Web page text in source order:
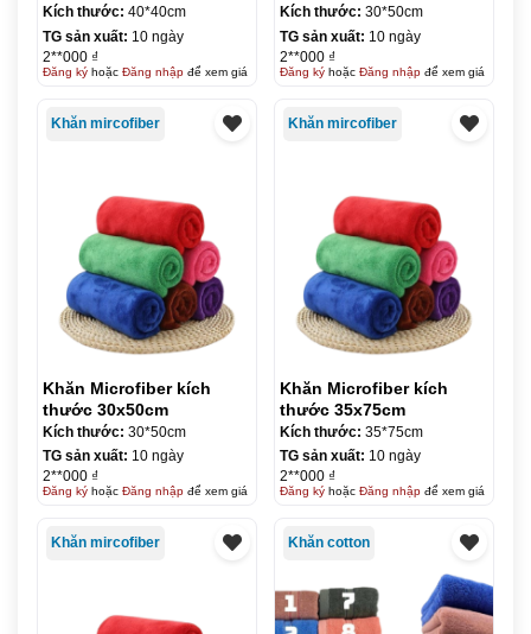
Kích thước: 40*40cm
TG sản xuất: 10 ngày
2**000 ₫
Đăng kýhoặc Đăng nhậpđể xem giá
Kích thước: 30*50cm
TG sản xuất: 10 ngày
2**000 ₫
Đăng kýhoặc Đăng nhậpđể xem giá
Khăn mircofiber
Khăn Microfiber kích
thước 30x50cm
Kích thước: 30*50cm
TG sản xuất: 10 ngày
2**000 ₫
Đăng kýhoặc Đăng nhậpđể xem giá
Khăn mircofiber
Khăn Microfiber kích
thước 35x75cm
Kích thước: 35*75cm
TG sản xuất: 10 ngày
2**000 ₫
Đăng kýhoặc Đăng nhậpđể xem giá
Khăn mircofiber Khăn cotton